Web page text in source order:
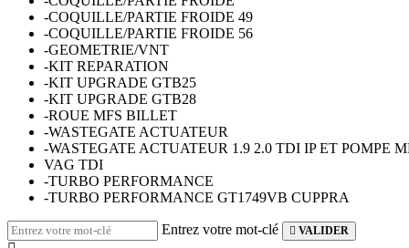
-COQUILLE/PARTIE FROIDE 49
-COQUILLE/PARTIE FROIDE 56
-GEOMETRIE/VNT
-KIT REPARATION
-KIT UPGRADE GTB25
-KIT UPGRADE GTB28
-ROUE MFS BILLET
-WASTEGATE ACTUATEUR
-WASTEGATE ACTUATEUR 1.9 2.0 TDI IP ET POMPE
VAG TDI
-TURBO PERFORMANCE
-TURBO PERFORMANCE GT1749VB CUPPRA
Entrez votre mot-clé VALIDER